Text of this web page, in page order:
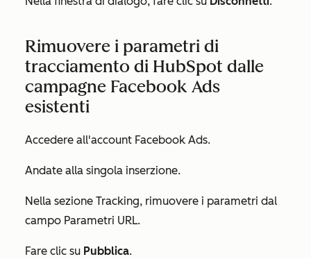
Rimuovere i parametri di
tracciamento di HubSpot dalle
campagne Facebook Ads
esistenti
Accedere all'account Facebook Ads.
Andate alla singola inserzione.
Nella sezione Tracking, rimuovere i parametri dal
campo Parametri URL.
Fare clic su Pubblica.